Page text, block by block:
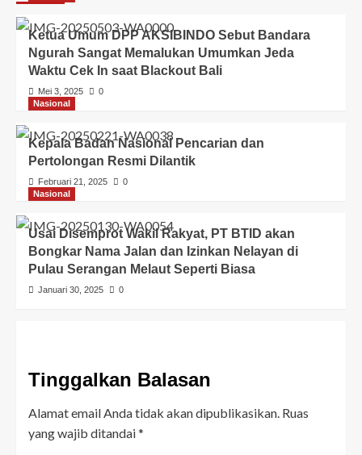
Ketua Umum DPP AKSIBINDO Sebut Bandara
Ngurah Sangat Memalukan Umumkan Jeda
Waktu Cek In saat Blackout Bali
Mei 3, 2025
0
Nasional
Kepala Badan Nasional Pencarian dan
Pertolongan Resmi Dilantik
Februari 21, 2025
0
Nasional
Usai Disemprot Wakil Rakyat, PT BTID akan
Bongkar Nama Jalan dan Izinkan Nelayan di
Pulau Serangan Melaut Seperti Biasa
Januari 30, 2025 0
Tinggalkan Balasan
Alamat email Anda tidak akan dipublikasikan. Ruas
yang wajib ditandai*